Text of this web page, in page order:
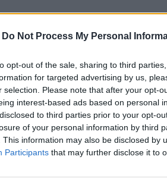
Do Not Process My Personal
opt-out of the sale, sharing to third
for targeted advertising by us,
selection. Please note that after your opt-
interest-based ads based on personal
to third parties prior to your opt-
of your personal information by third
This information may also be disclosed by
Participants that may further disclose it to
en Grèce, loin de la foule de Santorin ou
réelle ou simple